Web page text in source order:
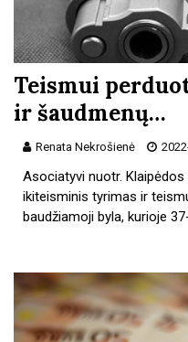
Teismui
ir šaudmenų…
Renata Nekrošienė
Asociatyvi nuotr.
ikiteisminis tyrimas ir
baudžiamoji byla, kurioje